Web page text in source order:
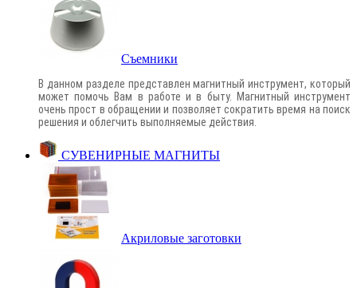
Съемники
В данном разделе представлен магнитный инструмент, который
может помочь Вам в работе и в быту. Магнитный инструмент
очень прост в обращении и позволяет сократить время на поиск
решения и облегчить выполняемые действия.
СУВЕНИРНЫЕ МАГНИТЫ
Акриловые заготовки